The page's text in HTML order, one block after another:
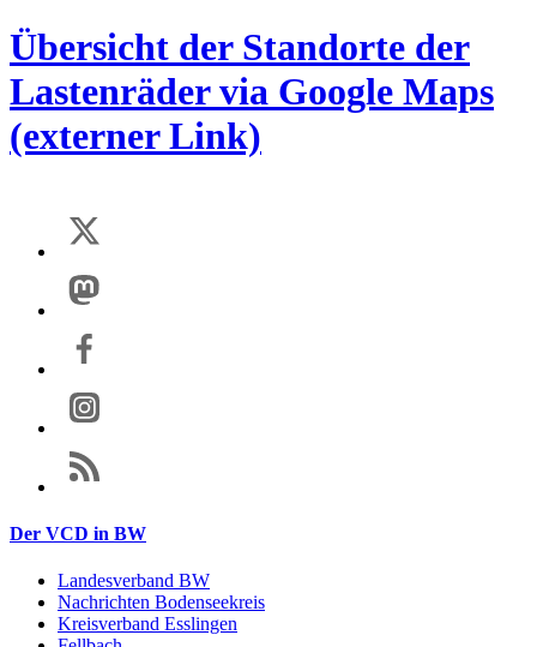
Übersicht der Standorte der
Lastenräder via Google Maps
(externer Link)
Wenn Sie externe Inhalte von www.google.com aktivieren,
werden Daten automatisiert an diesen Anbieter übertragen.
Der VCD in BW
Landesverband BW
Nachrichten Bodenseekreis
Kreisverband Esslingen